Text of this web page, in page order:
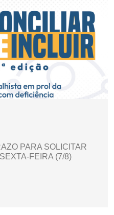
PARA SOLICITAR
FEIRA (7/8)